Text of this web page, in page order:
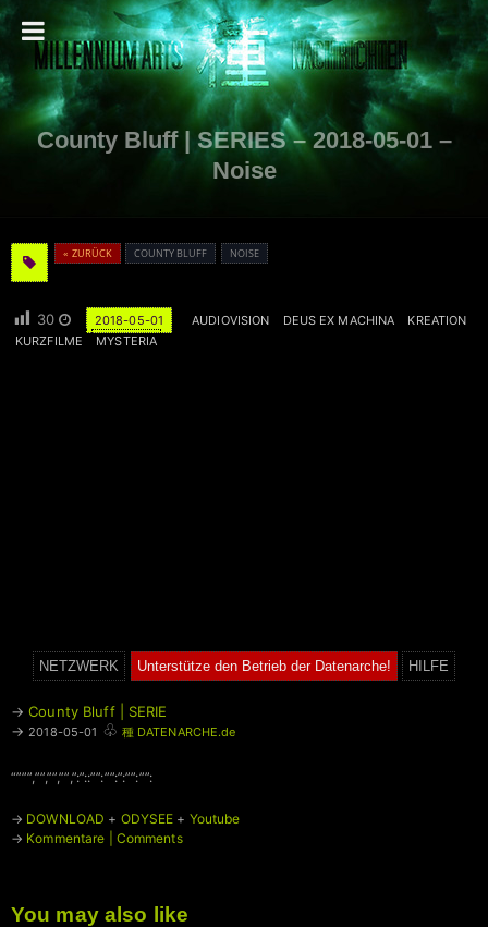
County Bluff | SERIES – 2018-05-01 –
Noise
« ZURÜCK COUNTY BLUFF NOISE
30 2018-05-01 AUDIOVISION DEUS EX MACHINA
KREATION
KURZFILME
MYSTERIA
NETZWERK Unterstütze den Betrieb der Datenarche! HILFE
→County Bluff | SERIE
→ 2018-05-01 ♧ 種 DATENARCHE.de
“”””,””,””,””,”:”::””:””:”:””:””:
→ DOWNLOAD + ODYSEE + Youtube
→ Kommentare | Comments
You may also like